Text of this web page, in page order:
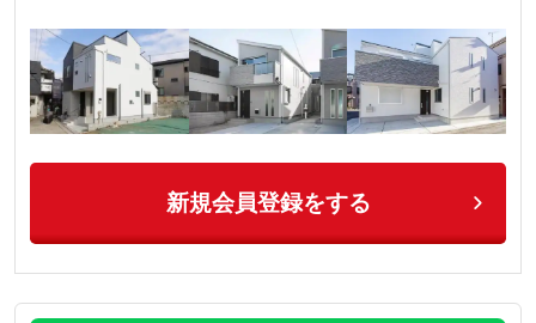
新規会員登録をする